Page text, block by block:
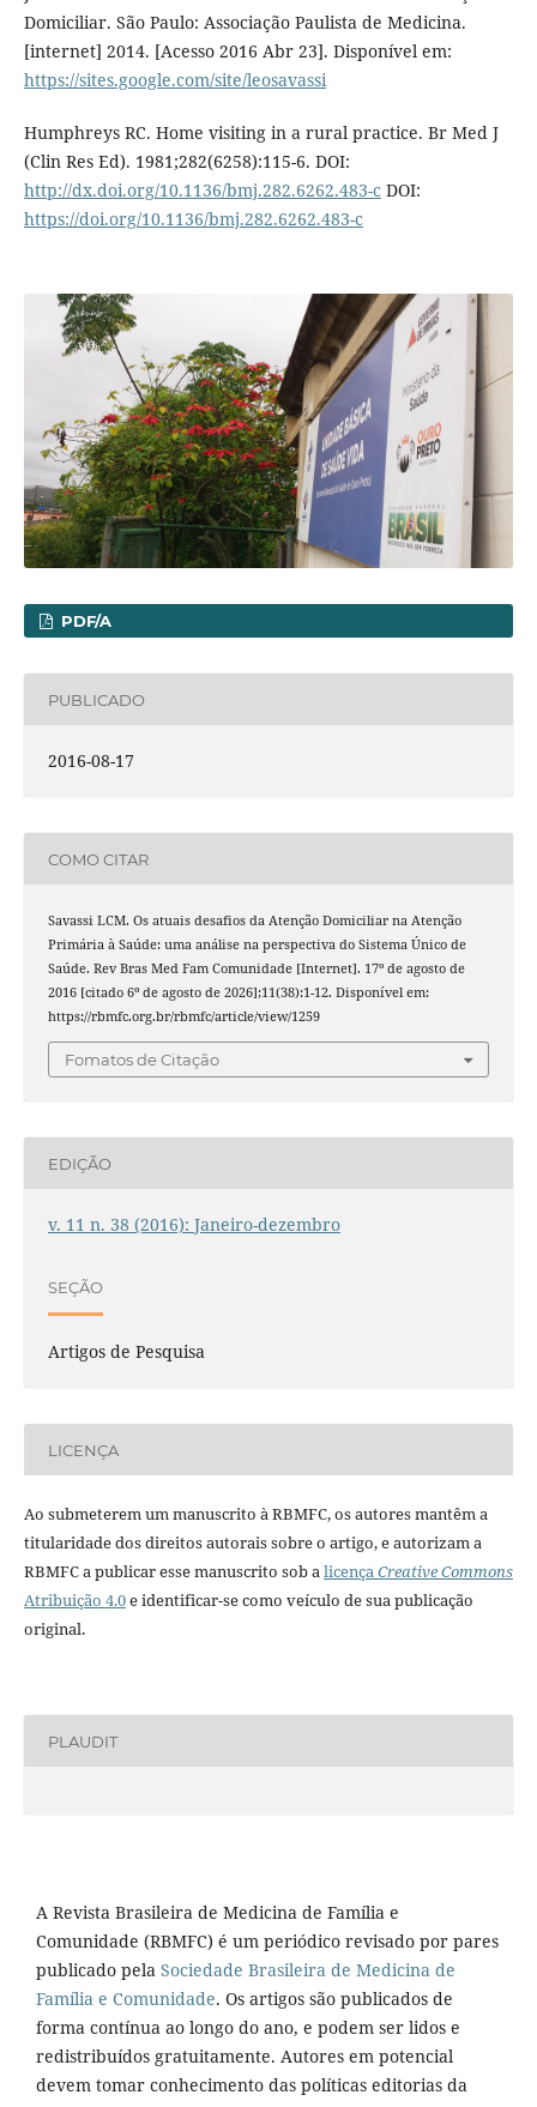
Domiciliar. São Paulo: Associação Paulista de Medicina.
[internet] 2014. [Acesso 2016 Abr 23]. Disponível em:
https://sites.google.com/site/leosavassi
Humphreys RC. Home visiting in a rural practice. Br Med J
(Clin Res Ed). 1981;282(6258):115-6. DOI:
http://dx.doi.org/10.1136/bmj.282.6262.483-cDOI:
https://doi.org/10.1136/bmj.282.6262.483-c
PDF/A
PUBLICADO
2016-08-17
COMO CITAR
Savassi LCM. Os atuais desafios da Atenção Domiciliar na Atenção
Primária à Saúde: uma análise na perspectiva do Sistema Único de
Saúde. Rev Bras Med Fam Comunidade [Internet]. 17º de agosto de
2016 [citado 6º de agosto de 2026];11(38):1-12. Disponível em:
https://rbmfc.org.br/rbmfc/article/view/1259
Fomatos de Citação
EDIÇÃO
v. 11 n. 38 (2016): Janeiro-dezembro
SEÇÃO
Artigos de Pesquisa
LICENÇA
Ao submeterem um manuscrito à RBMFC, os autores mantêm a
titularidade dos direitos autorais sobre o artigo, e autorizam a
RBMFC a publicar esse manuscrito sob alicençaCreative Commons
Atribuição 4.0e identificar-se como veículo de sua publicação
original.
PLAUDIT
A Revista Brasileira de Medicina de Família e
Comunidade (RBMFC) é um periódico revisado por pares
publicado pela Sociedade Brasileira de Medicina de
Família e Comunidade. Os artigos são publicados de
forma contínua ao longo do ano, e podem ser lidos e
redistribuídos gratuitamente. Autores em potencial
devem tomar conhecimento das políticas editorias da